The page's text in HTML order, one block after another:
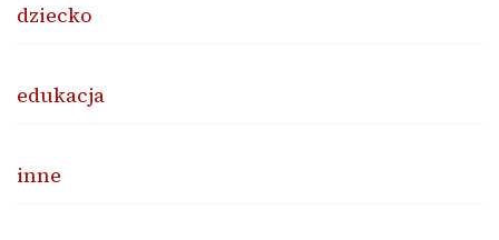
dziecko
edukacja
inne